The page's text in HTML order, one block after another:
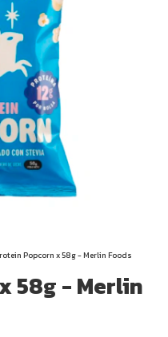
Popcorn x 58g - Merlin Foods
58g - Merlin